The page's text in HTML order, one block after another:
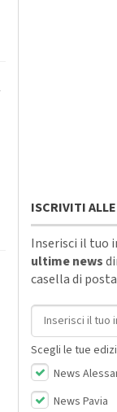
ISCRIVITI
Inserisci il tuo
ultime news
casella di
Indirizzo email
Scegli le tue
News
News Pavia